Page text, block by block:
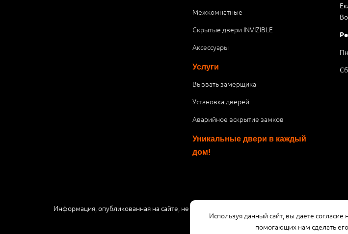
Используя данный сайт, вы даете
помогающих нам сделать
Межкомнатные
Скрытые двери INVIZIBLE
Аксессуары
Услуги
Вызвать замерщика
Установка дверей
Аварийное вскрытие замков
Уникальные двери в каждый
дом!
Информация, опубликованная на сайте, не является публичной офертой или рекламой, а